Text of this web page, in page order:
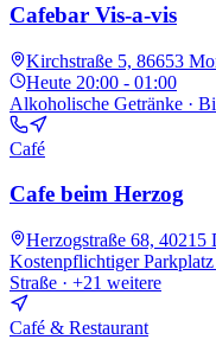
Cafebar Vis-a-vis
Kirchstraße 5, 86653
Heute 20:00 - 01:00
Alkoholische Getränke ·
Café
Cafe beim Herzog
Herzogstraße 68, 40215
Kostenpflichtiger
Straße · +21 weitere
Café & Restaurant